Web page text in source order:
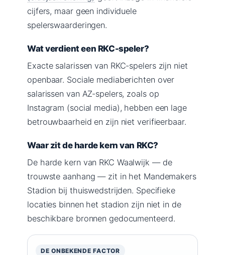
cijfers, maar geen individuele
spelerswaarderingen.
Wat verdient een RKC-speler?
Exacte salarissen van RKC-spelers zijn niet
openbaar. Sociale mediaberichten over
salarissen van AZ-spelers, zoals op
Instagram (social media), hebben een lage
betrouwbaarheid en zijn niet verifieerbaar.
Waar zit de harde kern van RKC?
De harde kern van RKC Waalwijk — de
trouwste aanhang — zit in het Mandemakers
Stadion bij thuiswedstrijden. Specifieke
locaties binnen het stadion zijn niet in de
beschikbare bronnen gedocumenteerd.
DE ONBEKENDE FACTOR